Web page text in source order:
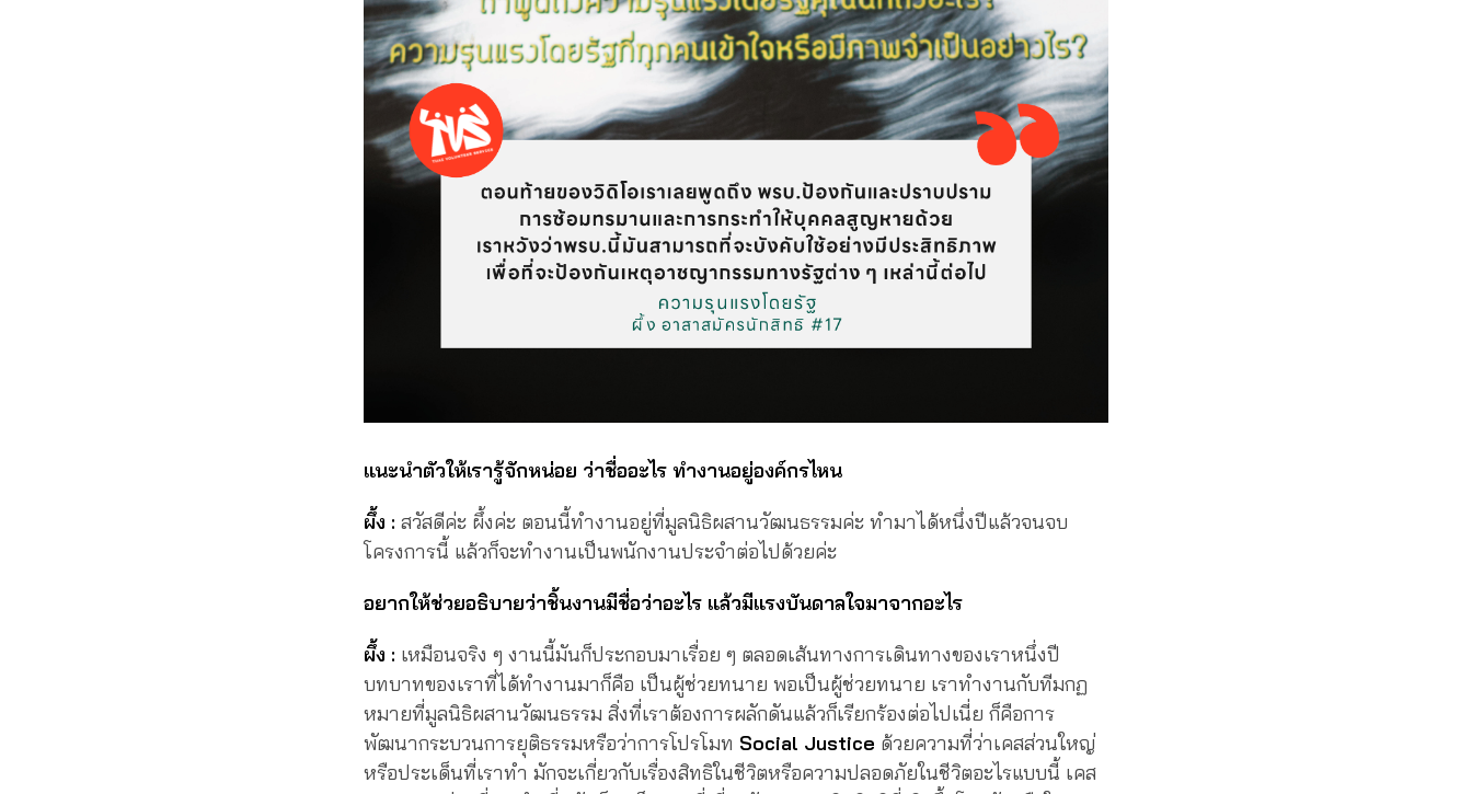
แนะนำตัวให้เรารู้จักหน่อย ว่าชื่ออะไร ทำงานอยู่องค์กรไหน
ผึ้ง : สวัสดีค่ะ ผึ้งค่ะ ตอนนี้ทำงานอยู่ที่มูลนิธิผสานวัฒนธรรมค่ะ ทำมาได้หนึ่งปีแล้วจนจบ
โครงการนี้ แล้วก็จะทำงานเป็นพนักงานประจำต่อไปด้วยค่ะ
อยากให้ช่วยอธิบายว่าชิ้นงานมีชื่อว่าอะไร แล้วมีแรงบันดาลใจมาจากอะไร
ผึ้ง : เหมือนจริง ๆ งานนี้มันก็ประกอบมาเรื่อย ๆ ตลอดเส้นทางการเดินทางของเราหนึ่งปี
บทบาทของเราที่ได้ทำงานมาก็คือ เป็นผู้ช่วยทนาย พอเป็นผู้ช่วยทนาย เราทำงานกับทีมกฏ
หมายที่มูลนิธิผสานวัฒนธรรม สิ่งที่เราต้องการผลักดันแล้วก็เรียกร้องต่อไปเนี่ย ก็คือการ
พัฒนากระบวนการยุติธรรมหรือว่าการโปรโมท Social Justice ด้วยความที่ว่าเคสส่วนใหญ่
หรือประเด็นที่เราทำ มักจะเกี่ยวกับเรื่องสิทธิในชีวิตหรือความปลอดภัยในชีวิตอะไรแบบนี้ เคส